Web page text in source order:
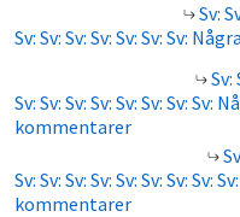
Sv:
Sv: Sv: Sv: Sv: Sv: Sv: Sv:
Sv:
Sv: Sv: Sv: Sv: Sv: Sv: Sv: Sv:
kommentarer
Sv: Sv: Sv: Sv: Sv: Sv: Sv: Sv:
kommentarer